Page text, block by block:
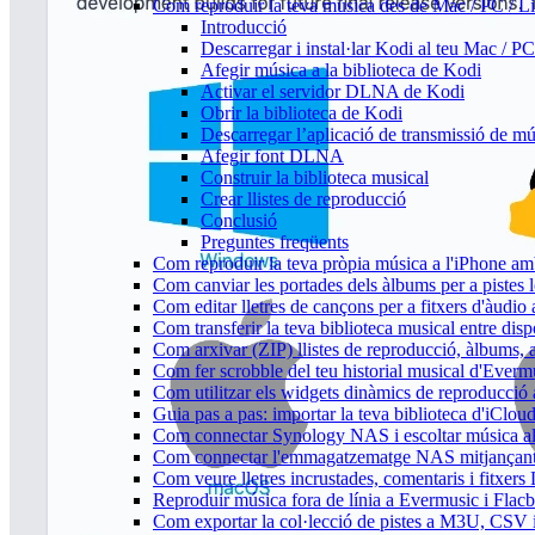
Com reproduir la teva música des de Mac / PC
Introducció
Descarregar i instal·lar Kodi al teu Mac /
Afegir música a la biblioteca de Kodi
Activar el servidor DLNA de Kodi
Obrir la biblioteca de Kodi
Descarregar l’aplicació de transmissió de
Afegir font DLNA
Construir la biblioteca musical
Crear llistes de reproducció
Conclusió
Preguntes freqüents
Com reproduir la teva pròpia música a l'iPhone
Com canviar les portades dels àlbums per a
Com editar lletres de cançons per a fitxers
Com transferir la teva biblioteca musical entre
Com arxivar (ZIP) llistes de reproducció, àlbums,
Com fer scrobble del teu historial musical
Com utilitzar els widgets dinàmics de
Guia pas a pas: importar la teva biblioteca
Com connectar Synology NAS i escoltar música
Com connectar l'emmagatzematge NAS
Com veure lletres incrustades, comentaris i
Reproduir música fora de línia a Evermusic i
Com exportar la col·lecció de pistes a M3U,